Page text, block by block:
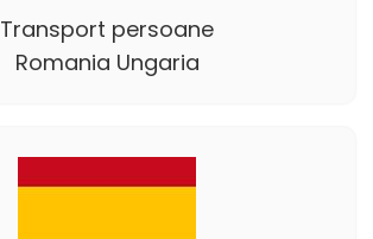
Transport persoane
Romania Ungaria